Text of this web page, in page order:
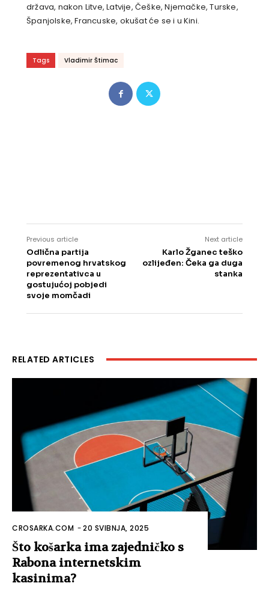
država, nakon Litve, Latvije, Češke, Njemačke, Turske,
Španjolske, Francuske, okušat će se i u Kini.
Tags Vladimir Štimac
Previous article
Odlična partija
povremenog hrvatskog
reprezentativca u
gostujućoj pobjedi
svoje momčadi
Next article
Karlo Žganec teško
ozlijeđen: Čeka ga duga
stanka
RELATED ARTICLES
CROSARKA.COM -20 SVIBNJA, 2025
Što košarka ima zajedničko s
Rabona internetskim
kasinima?